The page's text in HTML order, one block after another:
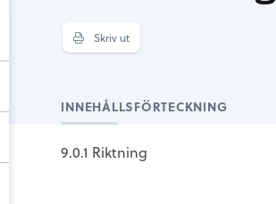
Skriv ut
INNEHÅLLSFÖRTECKNING
9.0.1 Riktning